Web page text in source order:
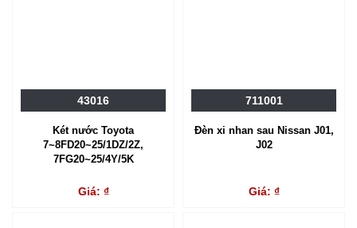
43016
Két nước Toyota
7~8FD20~25/1DZ/2Z,
7FG20~25/4Y/5K
Giá: ₫
711001
Đèn xi nhan sau Nissan J01,
J02
Giá: ₫